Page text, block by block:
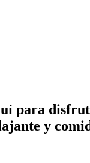
para
y